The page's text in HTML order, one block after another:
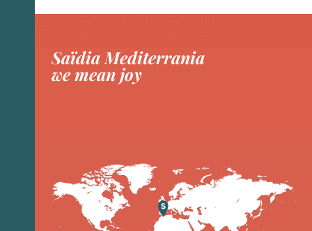
Saïdia Mediterrania
we mean joy